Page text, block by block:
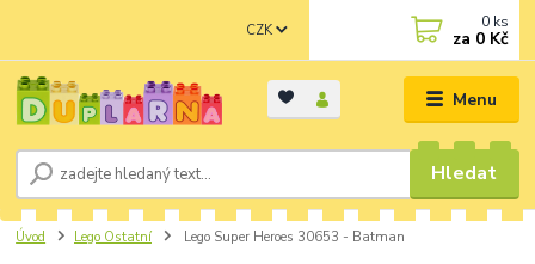
Menu
CZK
Hledat
0 ks
za 0 Kč
Úvod Lego Ostatní Lego Super Heroes 30653 - Batman